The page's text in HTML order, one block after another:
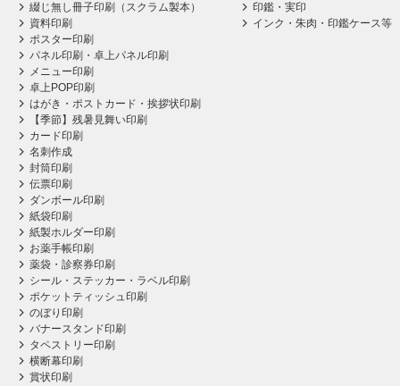
綴じ無し冊子印刷（スクラム製本）
資料印刷
ポスター印刷
パネル印刷・卓上パネル印刷
メニュー印刷
卓上POP印刷
はがき・ポストカード・挨拶状印刷
【季節】残暑見舞い印刷
カード印刷
名刺作成
封筒印刷
伝票印刷
ダンボール印刷
紙袋印刷
紙製ホルダー印刷
お薬手帳印刷
薬袋・診察券印刷
シール・ステッカー・ラベル印刷
ポケットティッシュ印刷
のぼり印刷
バナースタンド印刷
タペストリー印刷
横断幕印刷
賞状印刷
印鑑・実印
インク・朱肉・印鑑ケース等